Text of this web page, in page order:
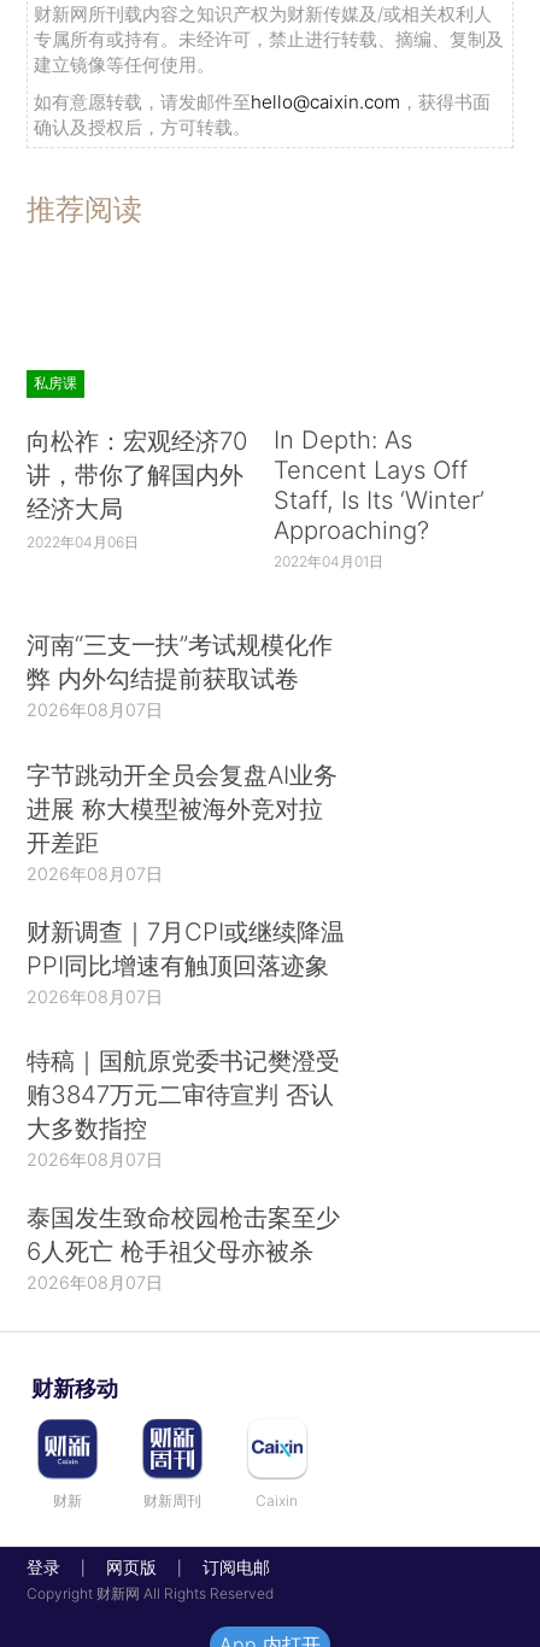
财新网所刊载内容之知识产权为财新传媒及/或相关权利人
专属所有或持有。未经许可，禁止进行转载、摘编、复制及
建立镜像等任何使用。
如有意愿转载，请发邮件至hello@caixin.com ，获得书面
确认及授权后，方可转载。
推荐阅读
私房课
向松祚：宏观经济70
讲，带你了解国内外
经济大局
2022年04月06日
In Depth: As
Tencent Lays Off
Staff, Is Its ‘Winter’
Approaching?
2022年04月01日
河南“三支一扶”考试规模化作
弊 内外勾结提前获取试卷
2026年08月07日
字节跳动开全员会复盘AI业务
进展 称大模型被海外竞对拉
开差距
2026年08月07日
财新调查｜7月CPI或继续降温
PPI同比增速有触顶回落迹象
2026年08月07日
特稿｜国航原党委书记樊澄受
贿3847万元二审待宣判 否认
大多数指控
2026年08月07日
泰国发生致命校园枪击案至少
6人死亡 枪手祖父母亦被杀
2026年08月07日
财新移动
财新 财新周刊 Caixin
登录 网页版 订阅电邮
Copyright 财新网 All Rights Reserved